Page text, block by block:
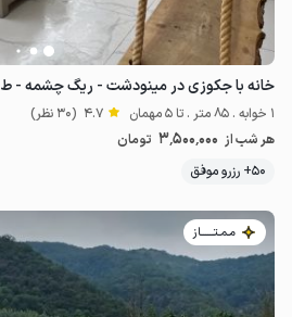
خانه با جکوزی در مینودشت - ریگ چشمه - ط۱
1 خوابه . 85 متر . تا 5 مهمان 4.7 (30 نظر)
هر شب از 3٬500٬000 تومان
50+ رزرو موفق
مـمـتــــــاز